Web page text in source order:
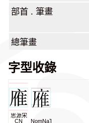
部首 . 筆畫
總筆畫
字型收錄
思源宋
CN
NomNaTong